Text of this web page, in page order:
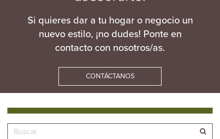
Si quieres dar a tu hogar o negocio un
nuevo estilo, ¡no dudes! Ponte en
contacto con nosotros/as.
CONTÁCTANOS